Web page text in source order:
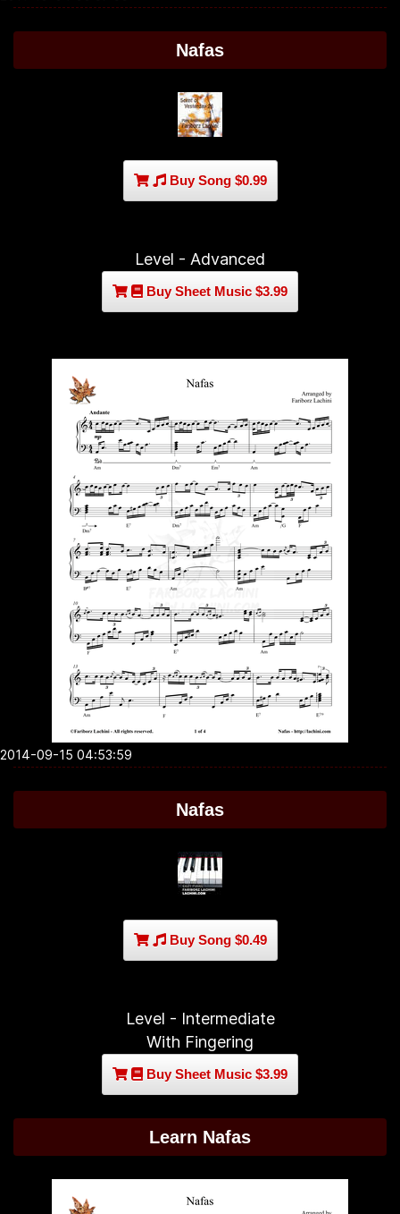
Nafas
Buy Song $0.99
Level - Advanced
Buy Sheet Music $3.99
2014-09-15 04:53:59
Nafas
Buy Song $0.49
Level - Intermediate
With Fingering
Buy Sheet Music $3.99
Learn Nafas